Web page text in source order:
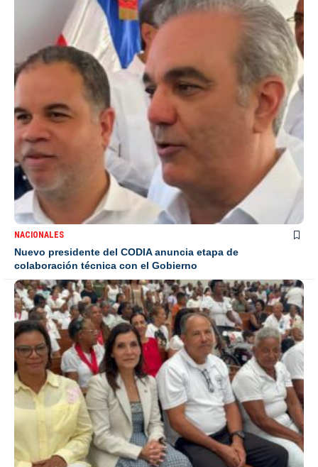
NACIONALES
Nuevo presidente del CODIA anuncia etapa de
colaboración técnica con el Gobierno